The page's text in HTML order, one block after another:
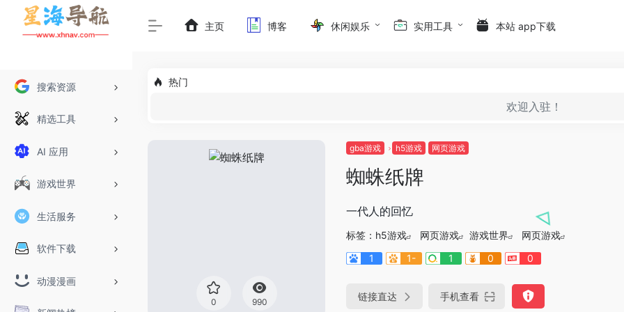
搜索资源
精选工具
AI 应用
游戏世界
生活服务
软件下载
动漫漫画
主页 博客 休闲娱乐 实用工具 本站 app下载
热门
欢迎入驻！
0 990
gba游戏 h5游戏 网页游戏
蜘蛛纸牌
一代人的回忆
标签： h5游戏 网页游戏 游戏世界
网页游戏
1
1- 1 0 0
链接直达 手机查看